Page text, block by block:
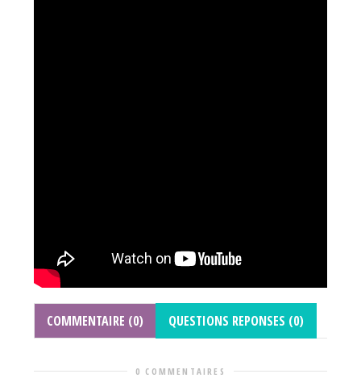
COMMENTAIRE (0) QUESTIONS REPONSES (0)
0 COMMENTAIRES